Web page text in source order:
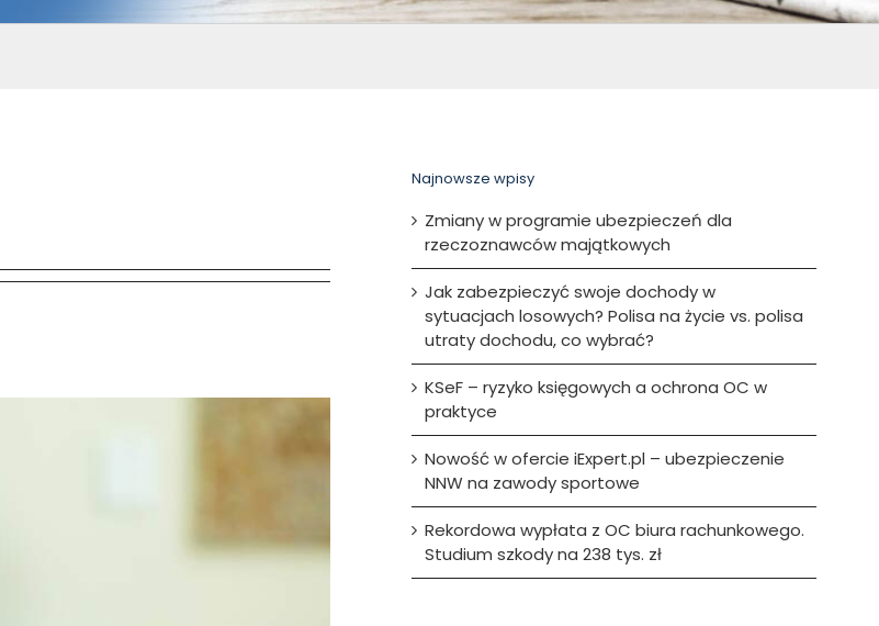
Najnowsze wpisy
Zmiany w programie ubezpieczeń dla
rzeczoznawców majątkowych
Jak zabezpieczyć swoje dochody w
sytuacjach losowych? Polisa na życie vs. polisa
utraty dochodu, co wybrać?
KSeF – ryzyko księgowych a ochrona OC w
praktyce
Nowość w ofercie iExpert.pl – ubezpieczenie
NNW na zawody sportowe
Rekordowa wypłata z OC biura rachunkowego.
Studium szkody na 238 tys. zł